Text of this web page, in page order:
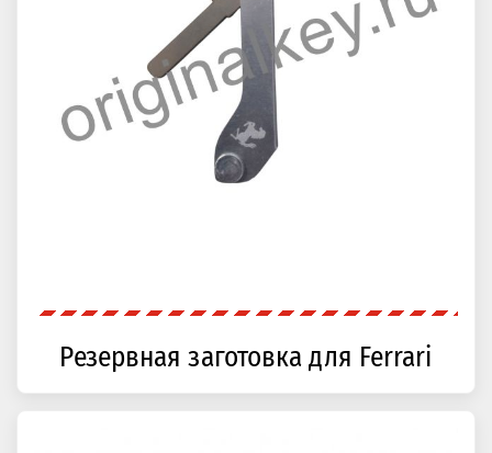
Резервная заготовка для Ferrari